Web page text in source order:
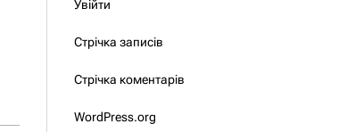
Увійти
Стрічка записів
Стрічка коментарів
WordPress.org